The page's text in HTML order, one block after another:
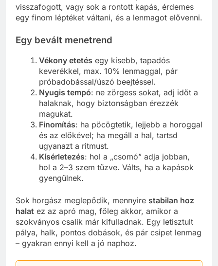
visszafogott, vagy sok a rontott kapás, érdemes
egy finom léptéket váltani, és a lenmagot elővenni.
Egy bevált menetrend
Vékony etetés egy kisebb, tapadós
keverékkel, max. 10% lenmaggal, pár
próbadobással/úszó beejtéssel.
Nyugis tempó: ne zörgess sokat, adj időt a
halaknak, hogy biztonságban érezzék
magukat.
Finomítás: ha pöcögtetik, lejjebb a horoggal
és az előkével; ha megáll a hal, tartsd
ugyanazt a ritmust.
Kísérletezés: hol a „csomó” adja jobban,
hol a 2–3 szem tűzve. Válts, ha a kapások
gyengülnek.
Sok horgász meglepődik, mennyire stabilan hoz
halat ez az apró mag, főleg akkor, amikor a
szokványos csalik már kifulladnak. Egy letisztult
pálya, halk, pontos dobások, és pár csipet lenmag
– gyakran ennyi kell a jó naphoz.